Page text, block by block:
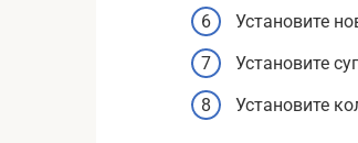
Установите
Установите
Установите